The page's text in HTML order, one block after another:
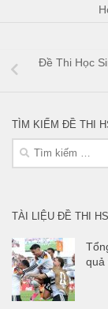
Đề Thi Học
TÌM KIẾM ĐỀ THI
Tìm
TÀI LIỆU ĐỀ THI
quả